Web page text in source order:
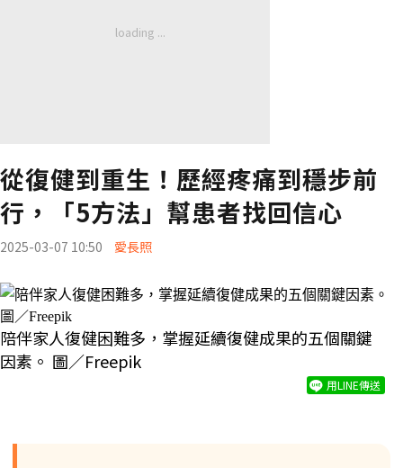
從復健到重生！歷經疼痛到穩步前
行，「5方法」幫患者找回信心
2025-03-07 10:50 愛長照
陪伴家人復健困難多，掌握延續復健成果的五個關鍵
因素。 圖／Freepik
用LINE傳送